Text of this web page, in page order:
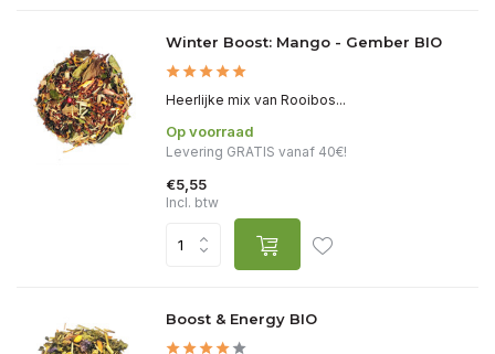
Winter Boost: Mango - Gember BIO
Heerlijke mix van Rooibos...
Op voorraad
Levering GRATIS vanaf 40€!
€5,55
Incl. btw
Boost & Energy BIO